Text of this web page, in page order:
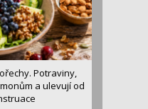
Potraviny,
a ulevují od